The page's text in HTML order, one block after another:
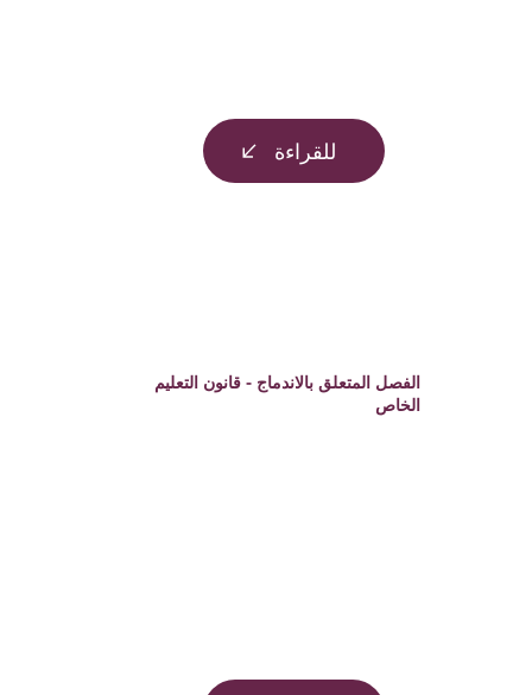
للقراءة
الفصل المتعلق بالاندماج - قانون التعليم
الخاص